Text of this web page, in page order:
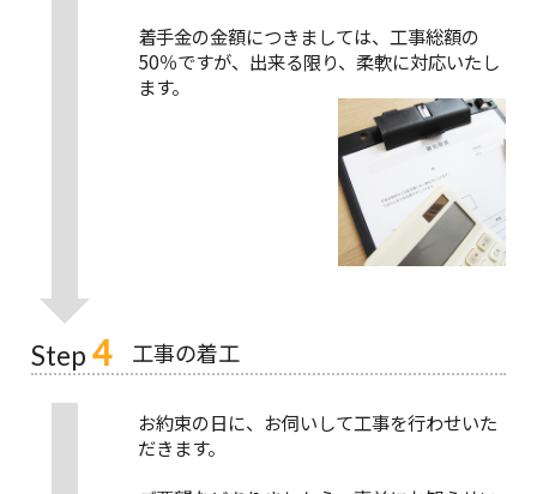
着手金の金額につきましては、工事総額の
50％ですが、出来る限り、柔軟に対応いたし
ます。
Step 4 工事の着工
お約束の日に、お伺いして工事を行わせいた
だきます。